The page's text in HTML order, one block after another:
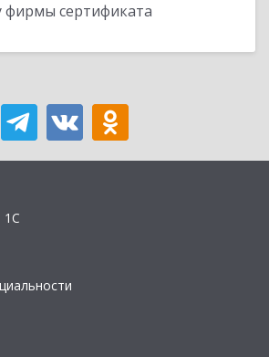
фирмы сертификата
1С